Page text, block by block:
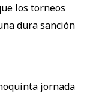
los torneos
dura sanción
jornada